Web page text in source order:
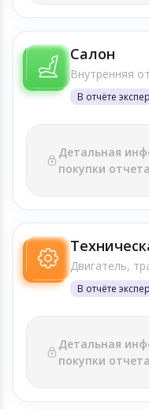
Салон
Внутренняя
В отчёте
Детальная
покупки отчета
Двигатель,
В отчёте
Детальная
покупки отчета